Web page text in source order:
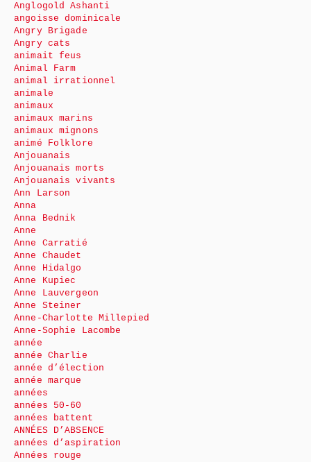
Anglogold Ashanti
angoisse dominicale
Angry Brigade
Angry cats
animait feus
Animal Farm
animal irrationnel
animale
animaux
animaux marins
animaux mignons
animé Folklore
Anjouanais
Anjouanais morts
Anjouanais vivants
Ann Larson
Anna
Anna Bednik
Anne
Anne Carratié
Anne Chaudet
Anne Hidalgo
Anne Kupiec
Anne Lauvergeon
Anne Steiner
Anne-Charlotte Millepied
Anne-Sophie Lacombe
année
année Charlie
année d’élection
année marque
années
années 50-60
années battent
ANNÉES D’ABSENCE
années d’aspiration
Années rouge